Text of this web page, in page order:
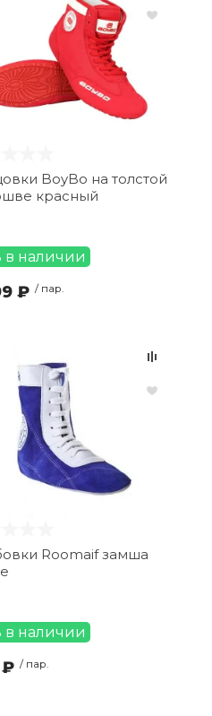
BoyBo на толстой
красный
в наличии
₽ / пар.
Roomaif замша
в наличии
₽ / пар.